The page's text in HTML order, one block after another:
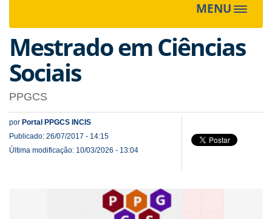
MENU
Toggle
Mestrado em Ciências
Sociais
PPGCS
por Portal PPGCS INCIS
Publicado: 26/07/2017 - 14:15
Última modificação: 10/03/2026 - 13:04